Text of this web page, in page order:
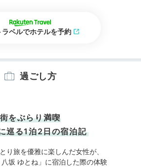
ラベルでホテルを予約
過ごし方
をぶらり満喫
巡る1泊2日の宿泊記
り旅を優雅に楽しんだ女性が、
坂 ゆとね」に宿泊した際の体験